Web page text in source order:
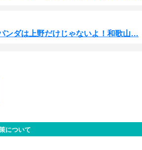
ンダは上野だけじゃないよ！和歌山…